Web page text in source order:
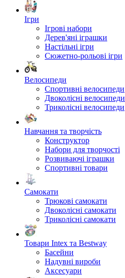
Ігри
Ігрові набори
Дерев'яні іграшки
Настільні ігри
Сюжетно-рольові ігри
Велосипеди
Спортивні велосипеди
Двоколісні велосипеди
Триколісні велосипеди
Навчання та творчість
Конструктор
Набори для творчості
Розвиваючі іграшки
Спортивні товари
Самокати
Трюкові самокати
Двоколісні самокати
Триколісні самокати
Товари Intex та Bestway
Басейни
Надувні вироби
Аксесуари